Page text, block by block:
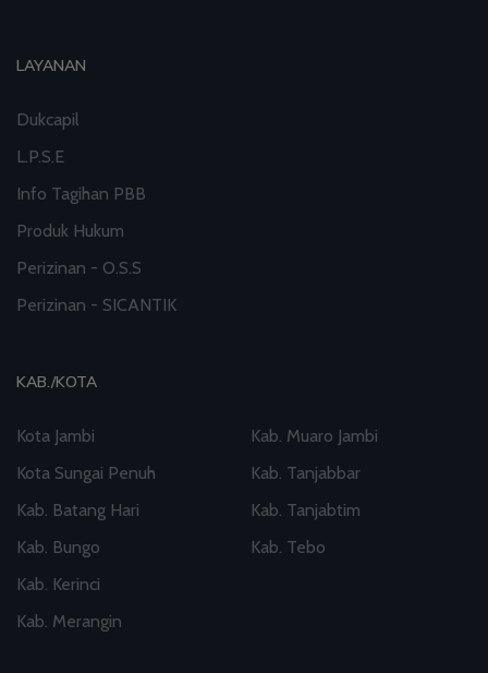
LAYANAN
Dukcapil
L.P.S.E
Info Tagihan PBB
Produk Hukum
Perizinan - O.S.S
Perizinan - SICANTIK
KAB./KOTA
Kota Jambi
Kota Sungai Penuh
Kab. Batang Hari
Kab. Bungo
Kab. Kerinci
Kab. Merangin
Kab. Muaro Jambi
Kab. Tanjabbar
Kab. Tanjabtim
Kab. Tebo